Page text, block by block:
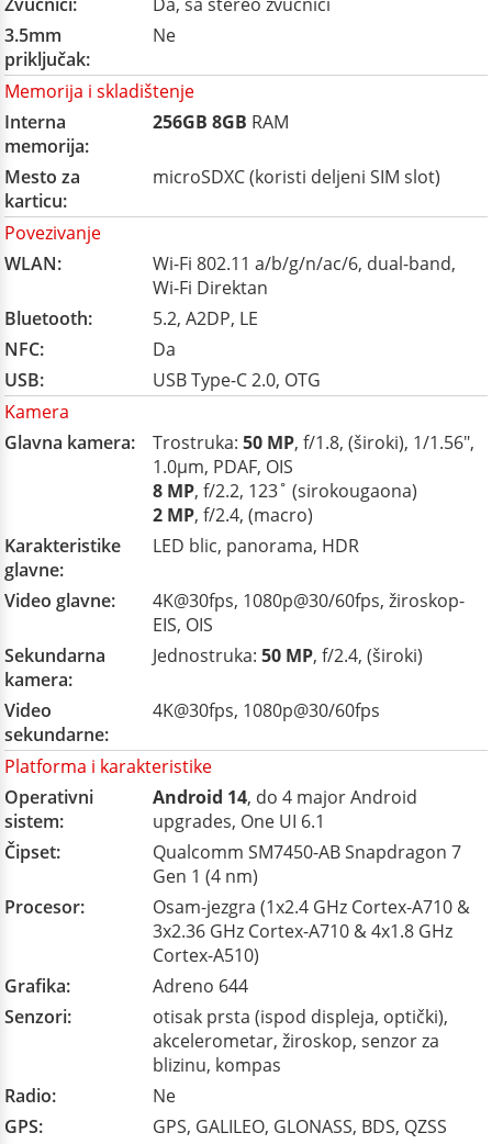
3.5mm
priključak:
Ne
Memorija i skladištenje
Interna
memorija:
256GB 8GB RAM
Mesto za
karticu:
microSDXC (koristi deljeni SIM slot)
Povezivanje
WLAN:
Wi-Fi 802.11 a/b/g/n/ac/6, dual-band,
Wi-Fi Direktan
Bluetooth:
5.2, A2DP, LE
NFC:
Da
USB:
USB Type-C 2.0, OTG
Kamera
Glavna kamera:
Trostruka: 50 MP, f/1.8, (široki), 1/1.56",
1.0µm, PDAF, OIS
8 MP, f/2.2, 123˚ (sirokougaona)
2 MP, f/2.4, (macro)
Karakteristike
glavne:
LED blic, panorama, HDR
Video glavne:
4K@30fps, 1080p@30/60fps, žiroskop-
EIS, OIS
Sekundarna
kamera:
Jednostruka: 50 MP, f/2.4, (široki)
Video
sekundarne:
4K@30fps, 1080p@30/60fps
Platforma i karakteristike
Operativni
sistem:
Android 14, do 4 major Android
upgrades, One UI 6.1
Čipset:
Qualcomm SM7450-AB Snapdragon 7
Gen 1 (4 nm)
Procesor:
Osam-jezgra (1x2.4 GHz Cortex-A710 &
3x2.36 GHz Cortex-A710 & 4x1.8 GHz
Cortex-A510)
Grafika:
Adreno 644
Senzori:
otisak prsta (ispod displeja, optički),
akcelerometar, žiroskop, senzor za
blizinu, kompas
Radio:
Ne
GPS:
GPS, GALILEO, GLONASS, BDS, QZSS